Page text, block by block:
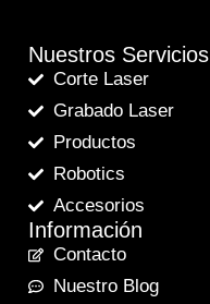
Nuestros Servicios
Corte Laser
Grabado Laser
Productos
Robotics
Accesorios
Información
Contacto
Nuestro Blog